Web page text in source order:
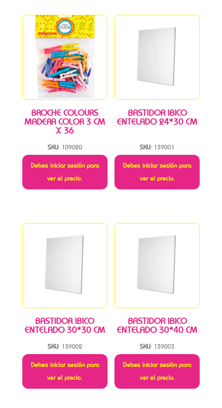
BROCHE COLOURS
MADERA COLOR 3 CM
X 36
SKU: 109020
Debes iniciar sesión para
ver el precio.
BASTIDOR IBICO
ENTELADO 24*30 CM
SKU: 139001
Debes iniciar sesión para
ver el precio.
BASTIDOR IBICO
ENTELADO 30*30 CM
SKU: 139002
Debes iniciar sesión para
ver el precio.
BASTIDOR IBICO
ENTELADO 30*40 CM
SKU: 139003
Debes iniciar sesión para
ver el precio.